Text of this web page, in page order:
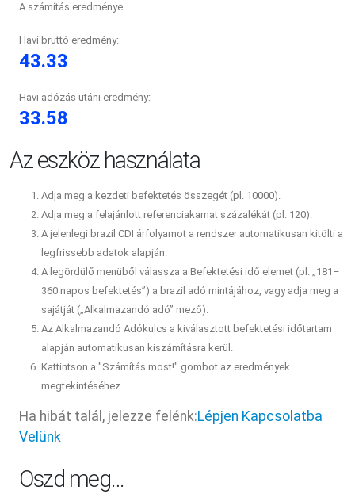
A számítás eredménye
Havi bruttó eredmény:
43.33
Havi adózás utáni eredmény:
33.58
Az eszköz használata
Adja meg a kezdeti befektetés összegét (pl. 10000).
Adja meg a felajánlott referenciakamat százalékát (pl. 120).
A jelenlegi brazil CDI árfolyamot a rendszer automatikusan kitölti a
legfrissebb adatok alapján.
A legördülő menüből válassza a Befektetési idő elemet (pl. „181–
360 napos befektetés”) a brazil adó mintájához, vagy adja meg a
sajátját („Alkalmazandó adó” mező).
Az Alkalmazandó Adókulcs a kiválasztott befektetési időtartam
alapján automatikusan kiszámításra kerül.
Kattintson a "Számítás most!" gombot az eredmények
megtekintéséhez.
Ha hibát talál, jelezze felénk:Lépjen Kapcsolatba
Velünk
Oszd meg…